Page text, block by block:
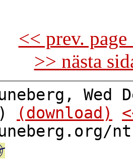
<< prev.
>> nästa
Wed
(download)